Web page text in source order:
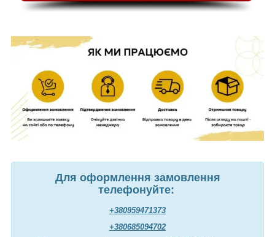
Для оформлення замовлення
телефонуйте:
+380959471373
+380685094702